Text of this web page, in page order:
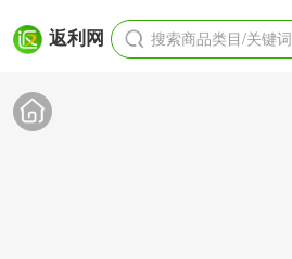
返利网 搜索商品类目/关键词